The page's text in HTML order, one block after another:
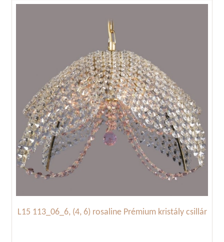
L15 113_06_6, (4, 6) rosaline Prémium kristály csillár